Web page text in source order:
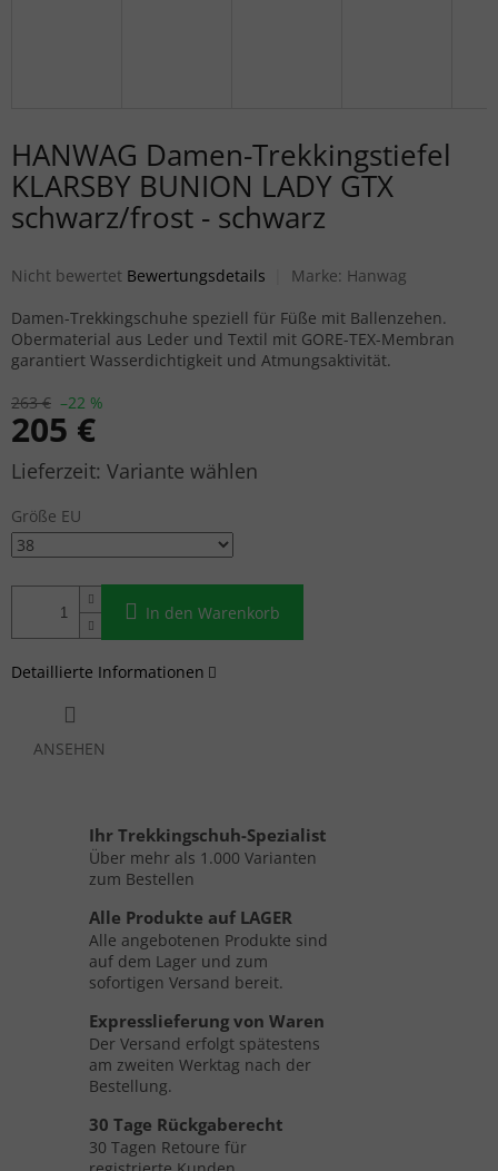
HANWAG Damen-Trekkingstiefel
KLARSBY BUNION LADY GTX
schwarz/frost - schwarz
Die durchschnittliche Produktbewertung ist 0,0 von 5 Sternen.
Nicht bewertet Bewertungsdetails Marke: Hanwag
263 € –22 %
205 €
Verkaufspreis:Variante wählen
Größe EU
In den Warenkorb
Damen-Trekkingschuhe speziell für Füße mit Ballenzehen.
Obermaterial aus Leder und Textil mit GORE-TEX-Membran
garantiert Wasserdichtigkeit und Atmungsaktivität.
Detaillierte Informationen
ANSEHEN
Ihr Trekkingschuh-Spezialist
Über mehr als 1.000 Varianten
zum Bestellen
Alle Produkte auf LAGER
Alle angebotenen Produkte sind
auf dem Lager und zum
sofortigen Versand bereit.
Expresslieferung von Waren
Der Versand erfolgt spätestens
am zweiten Werktag nach der
Bestellung.
30 Tage Rückgaberecht
30 Tagen Retoure für